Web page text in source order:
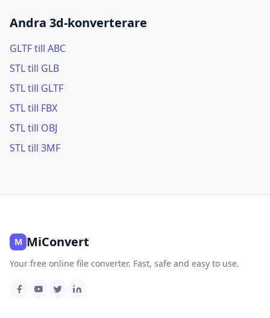
Andra 3d-konverterare
GLTF till ABC
STL till GLB
STL till GLTF
STL till FBX
STL till OBJ
STL till 3MF
M MiConvert
Your free online file converter. Fast, safe and easy to use.